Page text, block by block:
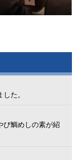
た。
び鯛めしの素が紹